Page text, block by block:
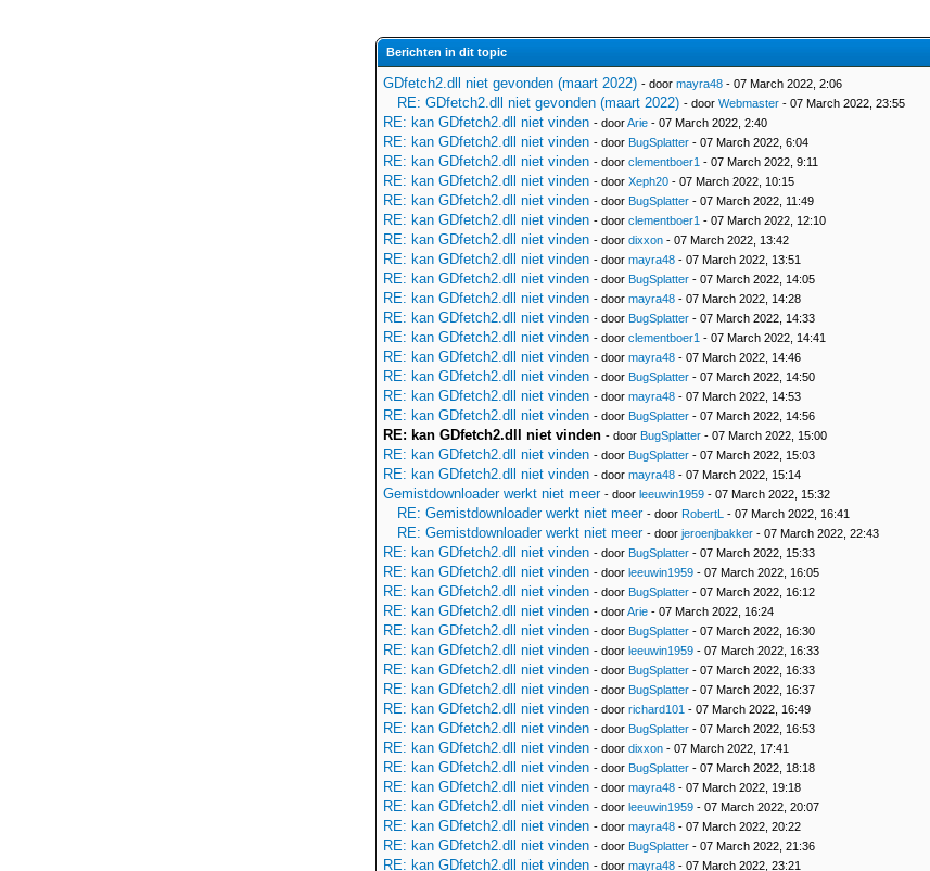
Berichten in dit topic
GDfetch2.dll niet gevonden (maart 2022) - door mayra48 - 07 March 2022, 2:06
RE: GDfetch2.dll niet gevonden (maart 2022) - door Webmaster - 07 March 2022, 23:55
RE: kan GDfetch2.dll niet vinden - doorArie - 07 March 2022, 2:40
RE: kan GDfetch2.dll niet vinden - door BugSplatter - 07 March 2022, 6:04
RE: kan GDfetch2.dll niet vinden - door clementboer1 - 07 March 2022, 9:11
RE: kan GDfetch2.dll niet vinden - door Xeph20 - 07 March 2022, 10:15
RE: kan GDfetch2.dll niet vinden - door BugSplatter - 07 March 2022, 11:49
RE: kan GDfetch2.dll niet vinden - door clementboer1 - 07 March 2022, 12:10
RE: kan GDfetch2.dll niet vinden - door dixxon - 07 March 2022, 13:42
RE: kan GDfetch2.dll niet vinden - door mayra48 - 07 March 2022, 13:51
RE: kan GDfetch2.dll niet vinden - door BugSplatter - 07 March 2022, 14:05
RE: kan GDfetch2.dll niet vinden - door mayra48 - 07 March 2022, 14:28
RE: kan GDfetch2.dll niet vinden - door BugSplatter - 07 March 2022, 14:33
RE: kan GDfetch2.dll niet vinden - door clementboer1 - 07 March 2022, 14:41
RE: kan GDfetch2.dll niet vinden - door mayra48 - 07 March 2022, 14:46
RE: kan GDfetch2.dll niet vinden - door BugSplatter - 07 March 2022, 14:50
RE: kan GDfetch2.dll niet vinden - door mayra48 - 07 March 2022, 14:53
RE: kan GDfetch2.dll niet vinden - door BugSplatter - 07 March 2022, 14:56
RE: kan GDfetch2.dll niet vinden - door BugSplatter - 07 March 2022, 15:00
RE: kan GDfetch2.dll niet vinden - door BugSplatter - 07 March 2022, 15:03
RE: kan GDfetch2.dll niet vinden - door mayra48 - 07 March 2022, 15:14
Gemistdownloader werkt niet meer - door leeuwin1959 - 07 March 2022, 15:32
RE: Gemistdownloader werkt niet meer - door RobertL - 07 March 2022, 16:41
RE: Gemistdownloader werkt niet meer - door jeroenjbakker - 07 March 2022, 22:43
RE: kan GDfetch2.dll niet vinden - door BugSplatter - 07 March 2022, 15:33
RE: kan GDfetch2.dll niet vinden - door leeuwin1959 - 07 March 2022, 16:05
RE: kan GDfetch2.dll niet vinden - door BugSplatter - 07 March 2022, 16:12
RE: kan GDfetch2.dll niet vinden - doorArie - 07 March 2022, 16:24
RE: kan GDfetch2.dll niet vinden - door BugSplatter - 07 March 2022, 16:30
RE: kan GDfetch2.dll niet vinden - door leeuwin1959 - 07 March 2022, 16:33
RE: kan GDfetch2.dll niet vinden - door BugSplatter - 07 March 2022, 16:33
RE: kan GDfetch2.dll niet vinden - door BugSplatter - 07 March 2022, 16:37
RE: kan GDfetch2.dll niet vinden - door richard101 - 07 March 2022, 16:49
RE: kan GDfetch2.dll niet vinden - door BugSplatter - 07 March 2022, 16:53
RE: kan GDfetch2.dll niet vinden - door dixxon - 07 March 2022, 17:41
RE: kan GDfetch2.dll niet vinden - door BugSplatter - 07 March 2022, 18:18
RE: kan GDfetch2.dll niet vinden - door mayra48 - 07 March 2022, 19:18
RE: kan GDfetch2.dll niet vinden - door leeuwin1959 - 07 March 2022, 20:07
RE: kan GDfetch2.dll niet vinden - door mayra48 - 07 March 2022, 20:22
RE: kan GDfetch2.dll niet vinden - door BugSplatter - 07 March 2022, 21:36
RE: kan GDfetch2.dll niet vinden - door mayra48 - 07 March 2022, 23:21